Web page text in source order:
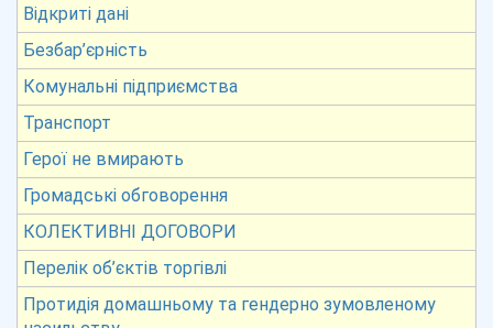
Відкриті дані
Безбар’єрність
Комунальні підприємства
Транспорт
Герої не вмирають
Громадські обговорення
КОЛЕКТИВНІ ДОГОВОРИ
Перелік об’єктів торгівлі
Протидія домашньому та гендерно зумовленому